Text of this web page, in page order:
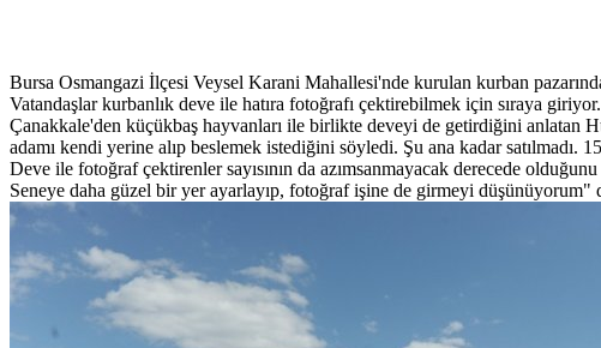
Bursa Osmangazi İlçesi Veysel Karani Mahallesi'nde kurulan kurban
Vatandaşlar kurbanlık deve ile hatıra fotoğrafı çektirebilmek için sıraya giriyor.
Çanakkale'den küçükbaş hayvanları ile birlikte deveyi de getirdiğini anlatan
adamı kendi yerine alıp beslemek istediğini söyledi. Şu ana kadar satılmadı.
Deve ile fotoğraf çektirenler sayısının da azımsanmayacak derecede
Seneye daha güzel bir yer ayarlayıp, fotoğraf işine de girmeyi düşünüyorum"